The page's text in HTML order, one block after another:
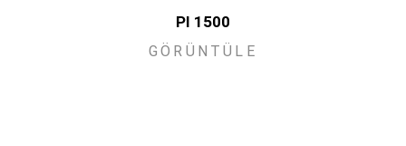
PI 1500
GÖRÜNTÜLE